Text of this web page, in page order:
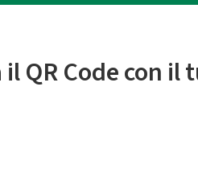
QR Code con